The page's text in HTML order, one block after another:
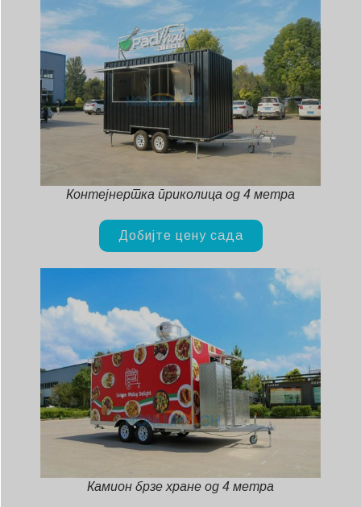
Контејнерска приколица од 4 метра
Добијте цену сада
Камион брзе хране од 4 метра
Latviešu valoda
Dansk
Hrvatski
Norsk nynorsk
Български
हिन्दी
Svenska